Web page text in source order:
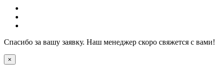
Спасибо за вашу заявку. Наш менеджер скоро свяжется с вами!
×